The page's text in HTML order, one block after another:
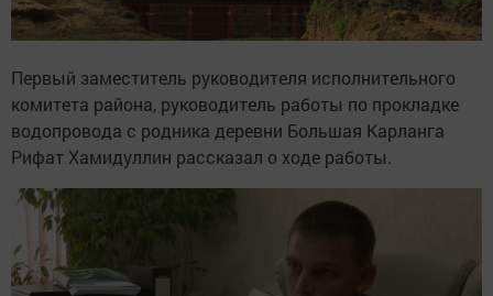
Первый заместитель руководителя исполнительного
комитета района, руководитель работы по прокладке
водопровода с родника деревни Большая Карланга
Рифат Хамидуллин рассказал о ходе работы.